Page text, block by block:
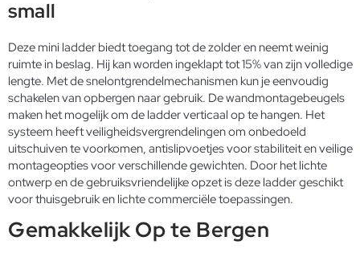
small
Deze mini ladder biedt toegang tot de zolder en neemt weinig
ruimte in beslag. Hij kan worden ingeklapt tot 15% van zijn volledige
lengte. Met de snelontgrendelmechanismen kun je eenvoudig
schakelen van opbergen naar gebruik. De wandmontagebeugels
maken het mogelijk om de ladder verticaal op te hangen. Het
systeem heeft veiligheidsvergrendelingen om onbedoeld
uitschuiven te voorkomen, antislipvoetjes voor stabiliteit en veilige
montageopties voor verschillende gewichten. Door het lichte
ontwerp en de gebruiksvriendelijke opzet is deze ladder geschikt
voor thuisgebruik en lichte commerciële toepassingen.
Gemakkelijk Op te Bergen